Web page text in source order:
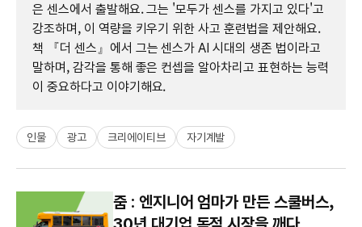
은 센스에서 출발해요. 그는 '모두가 센스를 가지고 있다'고
강조하며, 이 역량을 키우기 위한 사고 훈련법을 제안해요.
책 『더 센스』에서 그는 센스가 AI 시대의 생존 법이라고
말하며, 감각을 통해 좋은 컨셉을 알아차리고 표현하는 능력
이 중요하다고 이야기해요.
인물 광고 크리에이티브 자기계발
줌 : 엔지니어 엄마가 만든 스쿨버스,